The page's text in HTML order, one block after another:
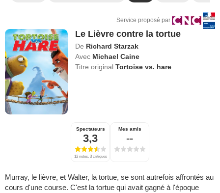
Service proposé par
Le Lièvre contre la tortue
De Richard Starzak
Avec Michael Caine
Titre originalTortoise vs. hare
Spectateurs
3,3
12 notes, 3 critiques
Mes amis
--
Murray, le lièvre, et Walter, la tortue, se sont autrefois affrontés au
cours d'une course. C'est la tortue qui avait gagné à l'époque